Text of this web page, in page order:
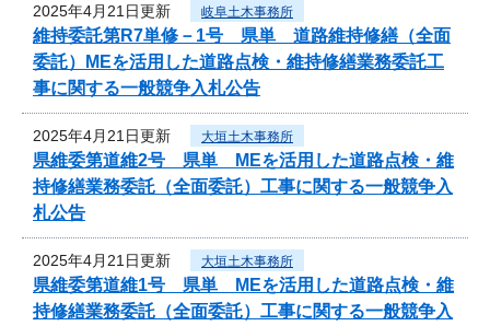
2025年4月21日更新 岐阜土木事務所
維持委託第R7単修－1号 県単 道路維持修繕（全面
委託）MEを活用した道路点検・維持修繕業務委託工
事に関する一般競争入札公告
2025年4月21日更新 大垣土木事務所
県維委第道維2号 県単 MEを活用した道路点検・維
持修繕業務委託（全面委託）工事に関する一般競争入
札公告
2025年4月21日更新 大垣土木事務所
県維委第道維1号 県単 MEを活用した道路点検・維
持修繕業務委託（全面委託）工事に関する一般競争入